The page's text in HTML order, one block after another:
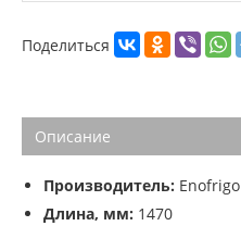
Поделиться
Описание
Производитель: Enofrigo
Длина, мм: 1470